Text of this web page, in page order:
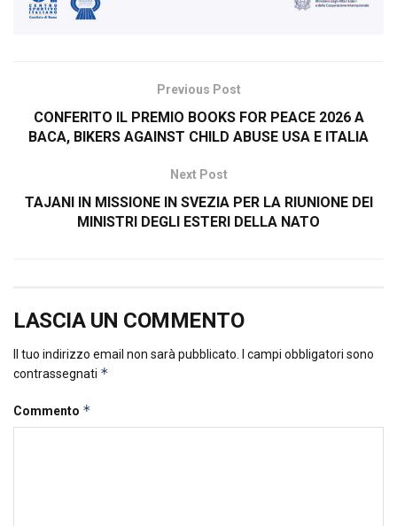
Previous Post
CONFERITO IL PREMIO BOOKS FOR PEACE 2026 A
BACA, BIKERS AGAINST CHILD ABUSE USA E ITALIA
Next Post
TAJANI IN MISSIONE IN SVEZIA PER LA RIUNIONE DEI
MINISTRI DEGLI ESTERI DELLA NATO
LASCIA UN COMMENTO
Il tuo indirizzo email non sarà pubblicato.
I campi obbligatori sono
contrassegnati *
Commento *